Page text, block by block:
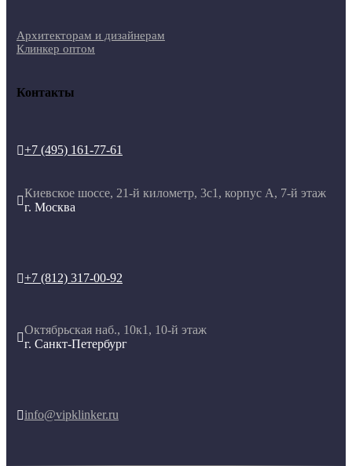
Архитекторам и дизайнерам
Клинкер оптом
Контакты
+7 (495) 161-77-61

Киевское шоссе, 21-й километр, 3с1, корпус А, 7-й этаж
г. Москва
+7 (812) 317-00-92

Октябрьская наб., 10к1, 10-й этаж
г. Санкт-Петербург
info@vipklinker.ru